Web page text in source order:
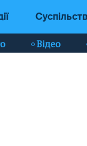
Відео